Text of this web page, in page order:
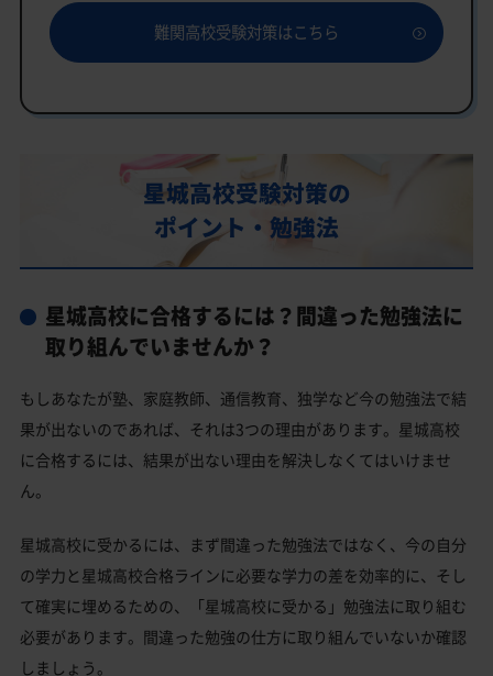
星城高校の特徴
教育理念
星城高校合格に必要な内申点の目安
内申点の計算方法
星城高校合格するには内申点と偏差値両方が必要
星城高校卒業生の主な大学進学実績
星城高校と偏差値が近い公立高校一覧
豊明市の他の公立高校
星城高校受験生からのよくある質問
難関高校受験対策はこちら
星城高校受験対策の
ポイント・勉強法
星城高校に合格するには？間違った勉強法に
取り組んでいませんか？
もしあなたが塾、家庭教師、通信教育、独学など今の勉強法で結
果が出ないのであれば、それは3つの理由があります。星城高校
に合格するには、結果が出ない理由を解決しなくてはいけませ
ん。
星城高校に受かるには、まず間違った勉強法ではなく、今の自分
の学力と星城高校合格ラインに必要な学力の差を効率的に、そし
て確実に埋めるための、「星城高校に受かる」勉強法に取り組む
必要があります。間違った勉強の仕方に取り組んでいないか確認
しましょう。